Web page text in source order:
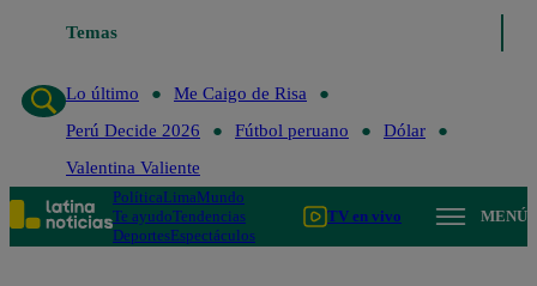
TemasLo último
Lo último
Me Caigo de Risa
Perú Decide 2026
Fútbol peruano
Dólar
Valentina Valiente
PolíticaLimaMundo
Te ayudoTendencias
DeportesEspectáculos
TV en vivo MENÚ